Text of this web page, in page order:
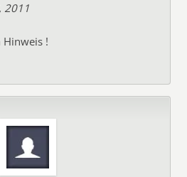
2011
Hinweis !